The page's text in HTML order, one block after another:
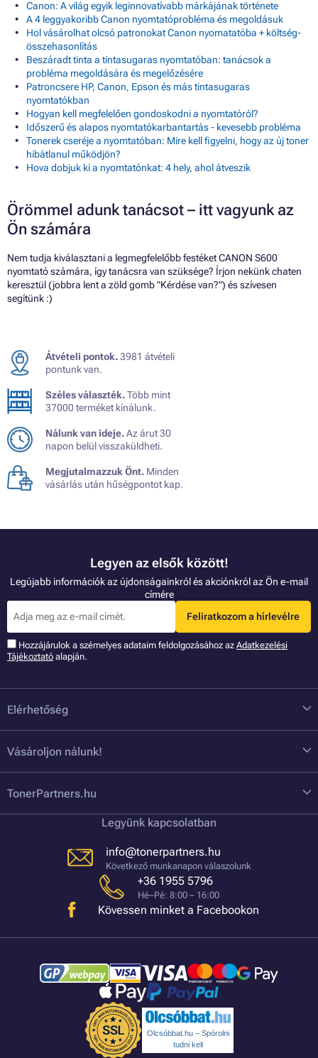
Canon: A világ egyik leginnovatívabb márkájának története
A 4 leggyakoribb Canon nyomtatóprobléma és megoldásuk
Hol vásárolhat olcsó patronokat Canon nyomatatóba + költség-
összehasonlítás
Beszáradt tinta a tintasugaras nyomtatóban: tanácsok a
probléma megoldására és megelőzésére
Patroncsere HP, Canon, Epson és más tintasugaras
nyomtatókban
Hogyan kell megfelelően gondoskodni a nyomtatóról?
Időszerű és alapos nyomtatókarbantartás - kevesebb probléma
Tonerek cseréje a nyomtatóban: Mire kell figyelni, hogy az új toner
hibátlanul működjön?
Hova dobjuk ki a nyomtatónkat: 4 hely, ahol átveszik
Örömmel adunk tanácsot – itt vagyunk az
Ön számára
Nem tudja kiválasztani a legmegfelelőbb festéket CANON S600
nyomtató számára, így tanácsra van szüksége? Írjon nekünk chaten
keresztül (jobbra lent a zöld gomb "Kérdése van?") és szívesen
segítünk :)
Átvételi pontok.3981 átvételi
pontunk van.
Széles választék.Több mint
37000 terméket kínálunk.
Nálunk van ideje.Az árut 30
napon belül visszaküldheti.
Megjutalmazzuk Önt. Minden
vásárlás után hűségpontot kap.
Legyen az elsők között!
Legújabb információk az újdonságainkról és akciónkról az Ön e-mail
címére
Feliratkozom a hírlevélre
Hozzájárulok a szémelyes adataim feldolgozásához az Adatkezelési
Tájékoztató alapján.
Elérhetőség
Vásároljon nálunk!
TonerPartners.hu
Legyünk kapcsolatban
info@tonerpartners.hu
Következő munkanapon válaszolunk
+36 1955 5796
Hé–Pé: 8:00 – 16:00
Kövessen minket a Facebookon
Olcsóbbat.hu – Spórolni
tudni kell